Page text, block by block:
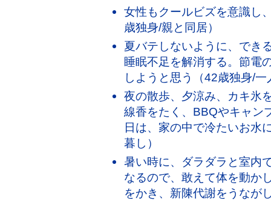
女性もクールビズを意識し
歳独身/親と同居）
夏バテしないように、でき
睡眠不足を解消する。節電
しようと思う（42歳独身/一
夜の散歩、夕涼み、カキ氷
線香をたく、BBQやキャン
日は、家の中で冷たいお水
暮し）
暑い時に、ダラダラと室内
なるので、敢えて体を動か
をかき、新陳代謝をうなが